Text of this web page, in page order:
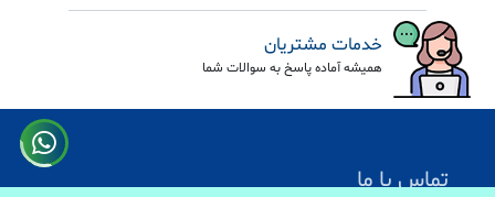
خدمات مشتریان
همیشه آماده پاسخ به سوالات شما
تماس با ما